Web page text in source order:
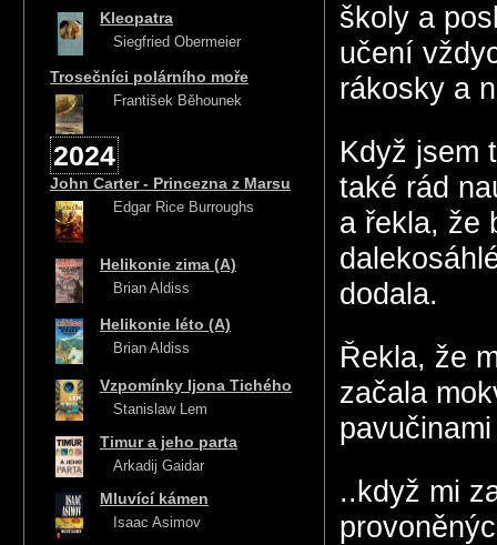
Kleopatra
Siegfried Obermeier
Trosečníci polárního moře
František Běhounek
2024
John Carter - Princezna z Marsu
Edgar Rice Burroughs
Helikonie zima (A)
Brian Aldiss
Helikonie léto (A)
Brian Aldiss
Vzpomínky Ijona Tichého
Stanislaw Lem
Timur a jeho parta
Arkadij Gaidar
Mluvící kámen
Isaac Asimov
školy a
učení
rákosky a
Když jsem
také rád
a řekla, že
dodala.
Řekla, že
začala
..když mi